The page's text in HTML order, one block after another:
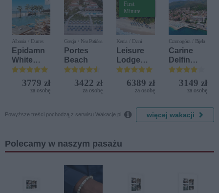
Albania / Durres
Epidamn
White
Sensation
3779 zł
za osobę
Grecja / Nea Potidea
Portes
Beach
3422 zł
za osobę
First
Minute
Kenia / Diani
Leisure
Lodge
Beach &
Golf
Resort by
6389 zł
za osobę
Czarnogóra / Bijela
Carine
Delfin
Bijela (ex.
Iberostar
Bijela
3149 zł
za osobę
Powyższe treści pochodzą z serwisu Wakacje.pl.  więcej wakacji
Polecamy w naszym pasażu